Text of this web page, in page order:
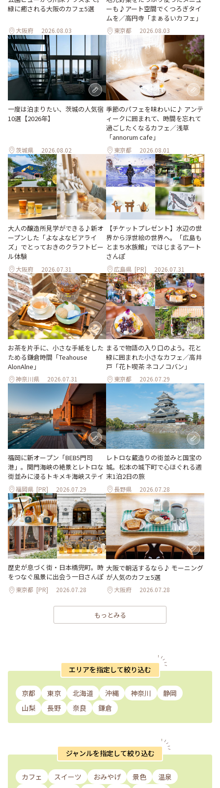
緑に癒される大阪のカフェ5選
大阪府 2026.08.03
ーも♪アート空間でくつろぎタイ
ムを／高円寺「まぁるいカフェ」
東京都 2026.08.03
一度は泊まりたい、茨城の人気宿
10選【2026年】
茨城県 2026.08.02
季節のパフェを味わいに♪ アンテ
ィークに囲まれて、時間を忘れて
過ごしたくなるカフェ／浅草
「annorum cafe」
東京都 2026.08.01
大人の醸造所見学ができる♪新オ
ープンした「よなよなビアライ
ズ」でとっておきのクラフトビー
ル体験
大阪府 2026.07.31
【チケットプレゼント】水辺の世
界から浮世絵の世界へ。「広島も
とまち水族館」ではじまるアート
さんぽ
広島県 [PR] 2026.07.31
お茶を片手に、小さな手紙をした
ためる鎌倉時間「Teahouse
AlonAlne」
神奈川県 2026.07.31
まるで物語の入り口のよう。花と
緑に囲まれた小さなカフェ／高井
戸「花ト喫茶 ネコノコバン」
東京都 2026.07.29
福岡に新オープン「BEB5門司
港」。関門海峡の絶景とレトロな
街並みに浸るトキメキ海峡ステイ
福岡県 [PR] 2026.07.29
レトロな蔵造りの街並みと国宝の
城。松本の城下町で心ほぐれる週
末1泊2日の旅
長野県 2026.07.28
歴史が息づく街・日本橋兜町。時
をつなぐ風景に出会う一日さんぽ
東京都 [PR] 2026.07.28
大阪で朝活するなら♪ モーニング
が人気のカフェ5選
大阪府 2026.07.28
もっとみる
エリアを指定して絞り込む
京都 東京 北海道 沖縄 神奈川
静岡
山梨
長野 奈良 鎌倉
ジャンルを指定して絞り込む
カフェ スイーツ おみやげ 景色
温泉